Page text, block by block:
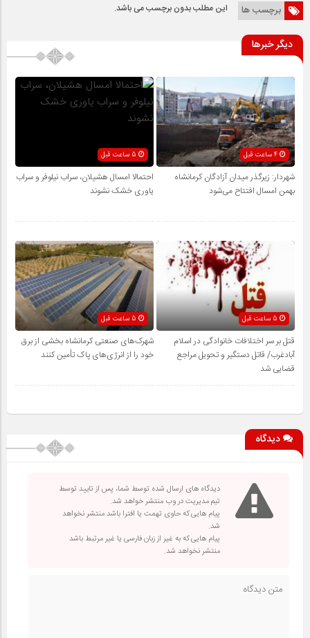
برچسب ها این مطلب بدون برچسب می باشد.
دیگر خبرها
4 ساعت قبل
شهردار: زیرگذر میدان آزادگان کرمانشاه
بهمن امسال افتتاح می‌شود
احتمالا امسال هشیلان، سراب نیلوفر و سراب
یاوری خشک نشوند
قتل بر سر اختلافات خانوادگی در اسلام
آبادغرب/ قاتل دستگیر و تحویل مراجع
قضایی شد
شهرک‌های صنعتی کرمانشاه بخشی از برق
خود را از انرژی‌های پاک تأمین کنند
دیدگاه
دیدگاه های ارسال شده توسط شما، پس از تایید توسط
تیم مدیریت در وب منتشر خواهد شد.
پیام هایی که حاوی تهمت یا افترا باشد منتشر نخواهد
شد.
پیام هایی که به غیر از زبان فارسی یا غیر مرتبط باشد
منتشر نخواهد شد.